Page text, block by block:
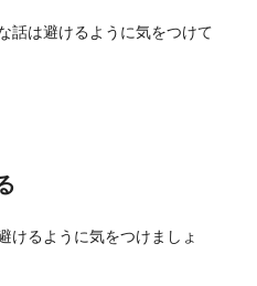
話は避けるように気をつけて
けるように気をつけましょ